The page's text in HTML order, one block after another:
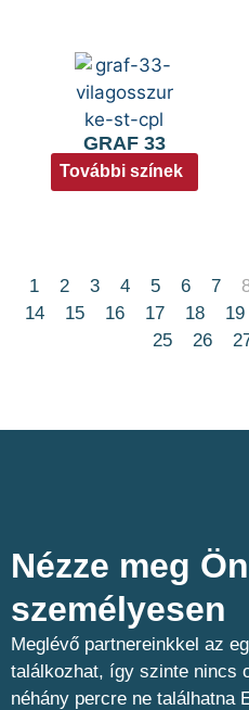
GRAF 33
További színek
1 2 3 4 5 6 7
14
15 16 17 18 19
25
26
Nézze meg
személyesen​
Meglévő partnereinkkel az
találkozhat, így szinte nincs
néhány percre ne találhatna